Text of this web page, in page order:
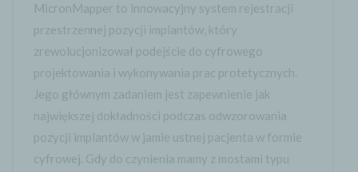
MicronMapper to innowacyjny system rejestracji
przestrzennej pozycji implantów, który
zrewolucjonizował podejście do cyfrowego
projektowania i wykonywania prac protetycznych.
Jego głównym zadaniem jest zapewnienie jak
największej dokładności podczas odwzorowania
pozycji implantów w jamie ustnej pacjenta w formie
cyfrowej. Gdy do czynienia mamy z mostami typu